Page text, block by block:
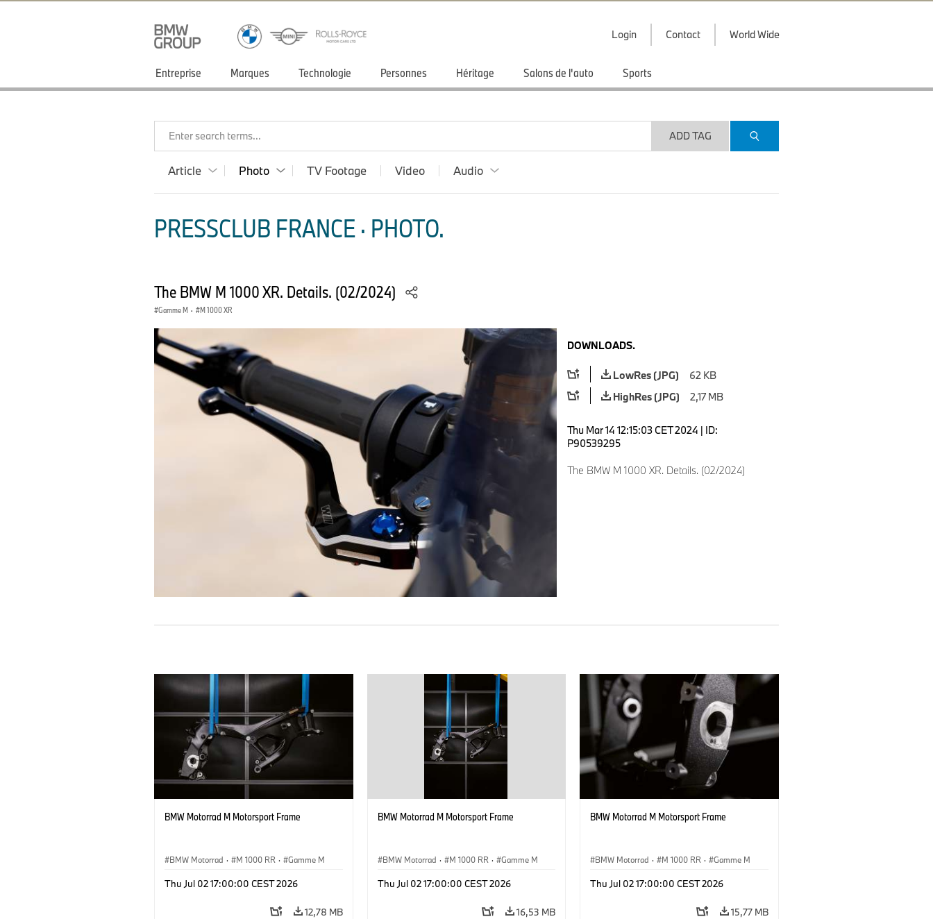
Login Contact World Wide
Entreprise Marques Technologie Personnes Héritage Salons de l'auto Sports
Enter search terms... ADD TAG
Article Photo TV Footage Video Audio
PRESSCLUB FRANCE · PHOTO.
The BMW M 1000 XR. Details. (02/2024)
Gamme M · M 1000 XR
DOWNLOADS.
LowRes (JPG)
62 KB
HighRes (JPG)
2,17 MB
Thu Mar 14 12:15:03 CET 2024 | ID:
P90539295
The BMW M 1000 XR. Details. (02/2024)
BMW Motorrad M Motorsport Frame
BMW Motorrad · M 1000 RR · Gamme M
Thu Jul 02 17:00:00 CEST 2026
12,78 MB
BMW Motorrad M Motorsport Frame
BMW Motorrad · M 1000 RR · Gamme M
Thu Jul 02 17:00:00 CEST 2026
16,53 MB
BMW Motorrad M Motorsport Frame
BMW Motorrad · M 1000 RR · Gamme M
Thu Jul 02 17:00:00 CEST 2026
15,77 MB